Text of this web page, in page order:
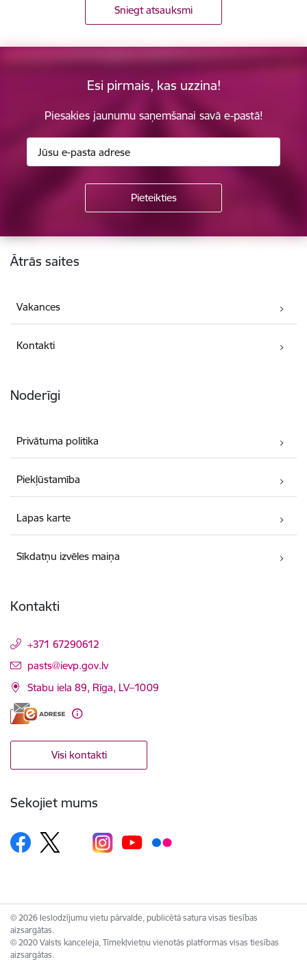
Sniegt atsauksmi
Esi pirmais, kas uzzina!
Piesakies jaunumu saņemšanai savā e-pastā!
Kājene
Ātrās saites
Vakances
Kontakti
Noderīgi
Privātuma politika
Piekļūstamība
Lapas karte
Sīkdatņu izvēles maiņa
Kontakti
+371 67290612
E-pasts:
pasts@ievp.gov.lv
Stabu iela 89, Rīga, LV–1009
Visi kontakti
Sekojiet mums
© 2026 Ieslodzījumu vietu pārvalde, publicētā satura visas tiesības
aizsargātas.
© 2020 Valsts kanceleja, Tīmekļvietņu vienotās platformas visas tiesības
aizsargātas.